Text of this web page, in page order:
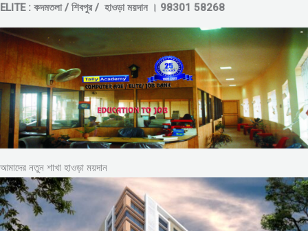
ELITE : কদমতলা / শিবপুর / হাওড়া ময়দান । 98301 58268
আমাদের নতুন শাখা হাওড়া ময়দান